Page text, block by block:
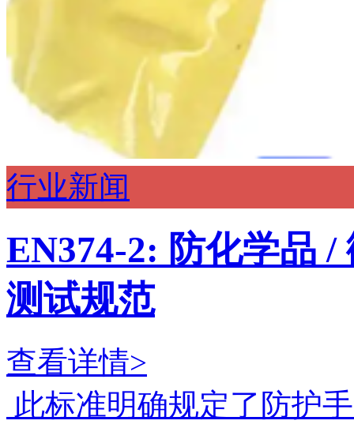
行业新闻
EN374-2: 防化学品
测试规范
查看详情>
此标准明确规定了防护